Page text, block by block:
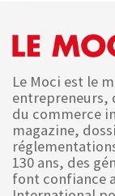
Le Moci est le
entrepreneurs,
du commerce
magazine,
130 ans, des
font confiance